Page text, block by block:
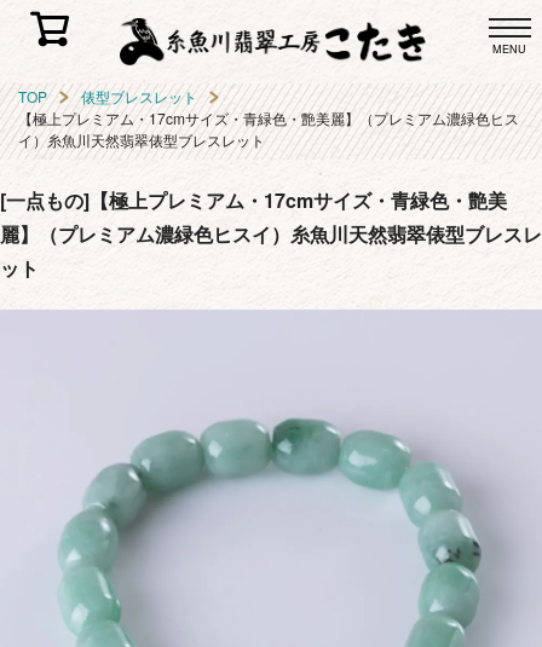
MENU
TOP
俵型ブレスレット
【極上プレミアム・17cmサイズ・青緑色・艶美麗】（プレミアム濃緑色ヒス
イ）糸魚川天然翡翠俵型ブレスレット
[一点もの]【極上プレミアム・17cmサイズ・青緑色・艶美
麗】（プレミアム濃緑色ヒスイ）糸魚川天然翡翠俵型ブレスレ
ット